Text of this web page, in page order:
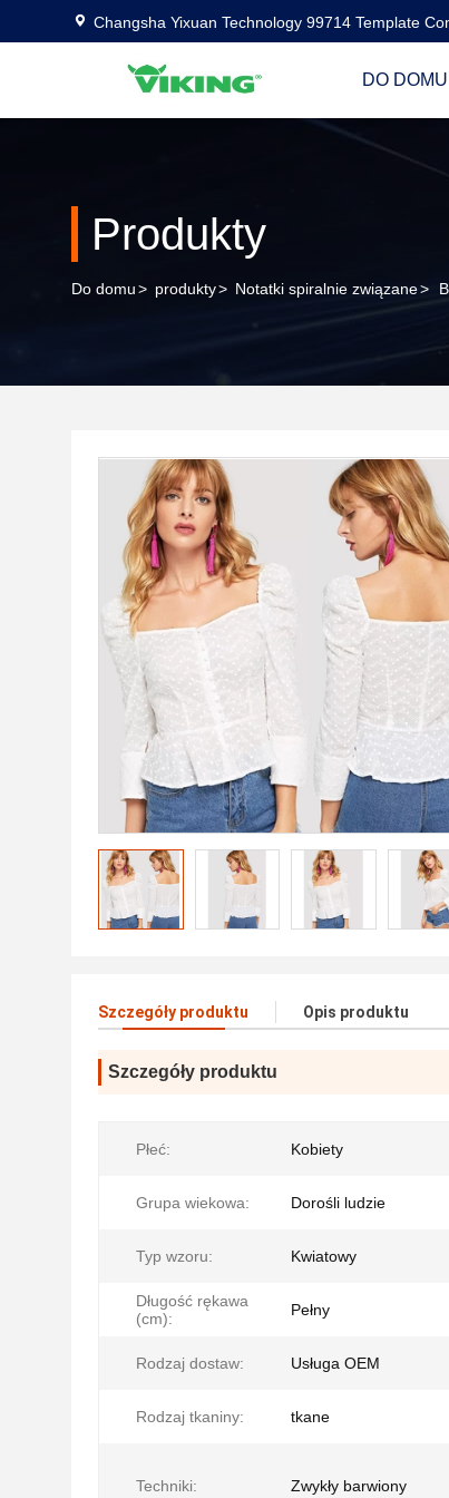
Changsha Yixuan Technology 99714 Template
DO DOMU
Produkty
Do domu> produkty> Notatki spiralnie związane>
Szczegóły produktu Opis produktu
Szczegóły produktu
Płeć: Kobiety
Grupa wiekowa: Dorośli ludzie
Typ wzoru: Kwiatowy
Długość rękawa
(cm):
Pełny
Rodzaj dostaw: Usługa OEM
Rodzaj tkaniny: tkane
Techniki: Zwykły barwiony